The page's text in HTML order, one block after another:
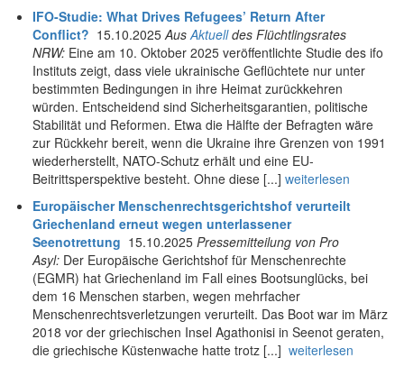
IFO-Studie: What Drives Refugees’ Return After
Conflict? 15.10.2025AusAktuelldes Flüchtlingsrates
NRW: Eine am 10. Oktober 2025 veröffentlichte Studie des ifo
Instituts zeigt, dass viele ukrainische Geflüchtete nur unter
bestimmten Bedingungen in ihre Heimat zurückkehren
würden. Entscheidend sind Sicherheitsgarantien, politische
Stabilität und Reformen. Etwa die Hälfte der Befragten wäre
zur Rückkehr bereit, wenn die Ukraine ihre Grenzen von 1991
wiederherstellt, NATO-Schutz erhält und eine EU-
Beitrittsperspektive besteht. Ohne diese [...] weiterlesen
Europäischer Menschenrechtsgerichtshof verurteilt
Griechenland erneut wegen unterlassener
Seenotrettung 15.10.2025 Pressemitteilung von Pro
Asyl: Der Europäische Gerichtshof für Menschenrechte
(EGMR) hat Griechenland im Fall eines Bootsunglücks, bei
dem 16 Menschen starben, wegen mehrfacher
Menschenrechtsverletzungen verurteilt. Das Boot war im März
2018 vor der griechischen Insel Agathonisi in Seenot geraten,
die griechische Küstenwache hatte trotz [...] weiterlesen